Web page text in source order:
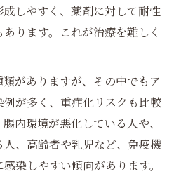
しやすく、薬剤に対して耐性
ります。これが治療を難しく
がありますが、その中でもア
が多く、重症化リスクも比較
内環境が悪化している人や、
、高齢者や乳児など、免疫機
染しやすい傾向があります。